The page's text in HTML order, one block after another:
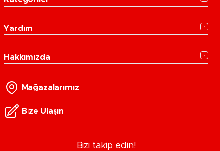
Yardım
Hakkımızda
Mağazalarımız
Bize Ulaşın
Bizi takip edin!